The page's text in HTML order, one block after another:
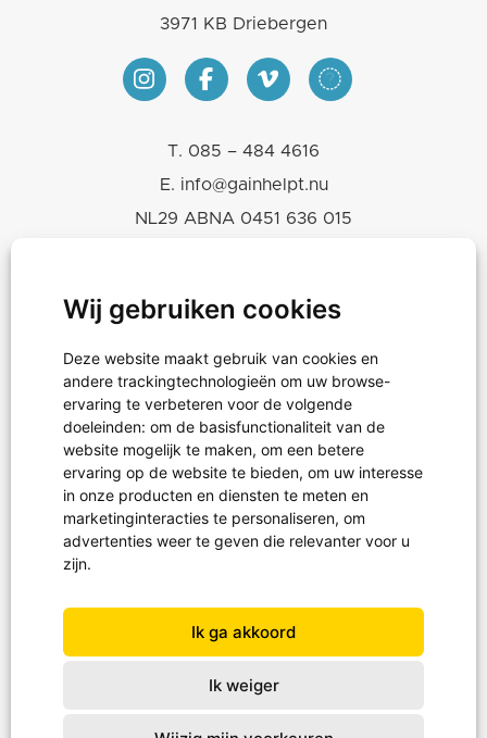
Wij gebruiken cookies
Deze website maakt gebruik van cookies en
andere trackingtechnologieën om uw browse-
ervaring te verbeteren voor de volgende
doeleinden: om de basisfunctionaliteit van de
website mogelijk te maken, om een betere
ervaring op de website te bieden, om uw interesse
in onze producten en diensten te meten en
marketinginteracties te personaliseren, om
advertenties weer te geven die relevanter voor u
zijn.
Ik ga akkoord
Ik weiger
3971 KB Driebergen
T. 085 – 484 4616
E. info@gainhelpt.nu
NL29 ABNA 0451 636 015
Hulpgoederen
Projecten
Noodhulp
Projectreizen
Waterprojecten